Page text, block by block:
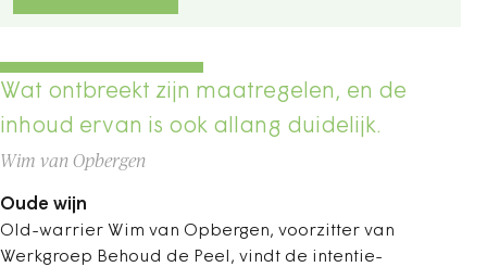
Wat ontbreekt zijn maatregelen, en de
inhoud ervan is ook allang duidelijk.
Wim van Opbergen
Oude wijn
Old-warrier Wim van Opbergen, voorzitter van
Werkgroep Behoud de Peel, vindt de intentie-